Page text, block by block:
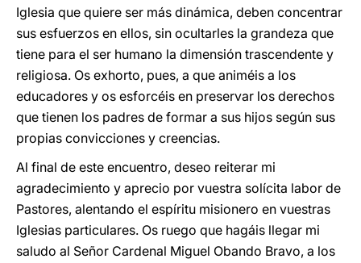
Iglesia que quiere ser más dinámica, deben concentrar
sus esfuerzos en ellos, sin ocultarles la grandeza que
tiene para el ser humano la dimensión trascendente y
religiosa. Os exhorto, pues, a que animéis a los
educadores y os esforcéis en preservar los derechos
que tienen los padres de formar a sus hijos según sus
propias convicciones y creencias.
Al final de este encuentro, deseo reiterar mi
agradecimiento y aprecio por vuestra solícita labor de
Pastores, alentando el espíritu misionero en vuestras
Iglesias particulares. Os ruego que hagáis llegar mi
saludo al Señor Cardenal Miguel Obando Bravo, a los